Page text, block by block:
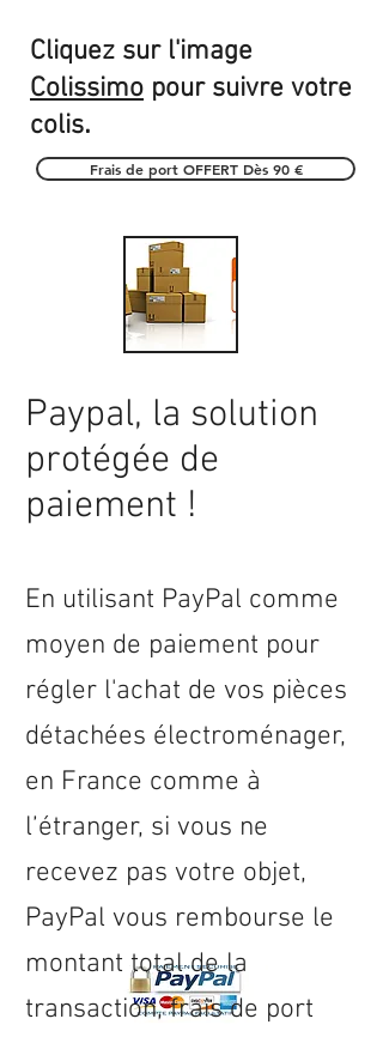
Cliquez sur l'image
Colissimo pour suivre votre
colis.
Frais de port OFFERT Dès 90 €
Paypal, la solution
protégée de
paiement !
En utilisant PayPal comme
moyen de paiement pour
régler l'achat de vos pièces
détachées électroménager,
en France comme à
l’étranger, si vous ne
recevez pas votre objet,
PayPal vous rembourse le
montant total de la
transaction, frais de port